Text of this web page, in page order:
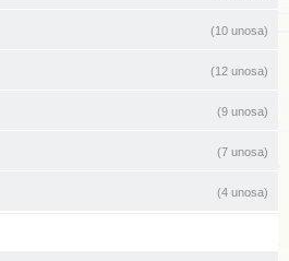
(10 unosa)
(12 unosa)
(9 unosa)
(7 unosa)
(4 unosa)